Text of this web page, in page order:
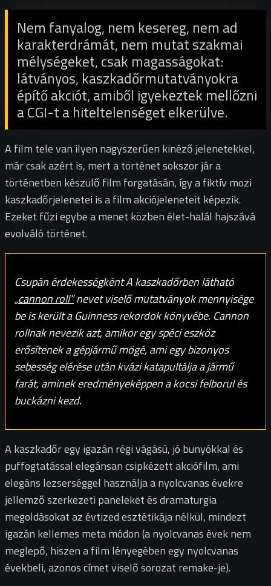
Nem fanyalog, nem kesereg, nem ad
karakterdrámát, nem mutat szakmai
mélységeket, csak magasságokat:
látványos, kaszkadőrmutatványokra
építő akciót, amiből igyekeztek mellőzni
a CGI-t a hiteltelenséget elkerülve.
A film tele van ilyen nagyszerűen kinéző jelenetekkel,
már csak azért is, mert a történet sokszor jár a
történetben készülő film forgatásán, így a fiktív mozi
kaszkadőrjelenetei is a film akciójeleneteit képezik.
Ezeket fűzi egybe a menet közben élet-halál hajszává
evolváló történet.
Csupán érdekességként A kaszkadőrben látható
„cannon roll”nevet viselő mutatványok mennyisége
be is került a Guinness rekordok könyvébe. Cannon
rollnak nevezik azt, amikor egy spéci eszköz
erősítenek a gépjármű mögé, ami egy bizonyos
sebesség elérése után kvázi katapultálja a jármű
farát, aminek eredményeképpen a kocsi felborul és
buckázni kezd.
A kaszkadőr egy igazán régi vágású, jó bunyókkal és
puffogtatással elegánsan csipkézett akciófilm, ami
elegáns lezserséggel használja a nyolcvanas évekre
jellemző szerkezeti paneleket és dramaturgia
megoldásokat az évtized esztétikája nélkül, mindezt
igazán kellemes meta módon (a nyolcvanas évek nem
meglepő, hiszen a film lényegében egy nyolcvanas
évekbeli, azonos címet viselő sorozat remake-je).